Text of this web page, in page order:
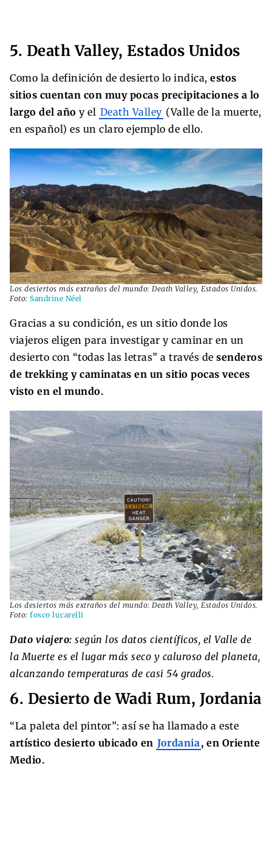
5. Death Valley, Estados Unidos
Como la definición de desierto lo indica, estos
sitios cuentan con muy pocas precipitaciones a lo
largo del año y el Death Valley (Valle de la muerte,
en español) es un claro ejemplo de ello.
Los desiertos más extraños del mundo: Death Valley, Estados Unidos.
Foto: Sandrine Néel
Gracias a su condición, es un sitio donde los
viajeros eligen para investigar y caminar en un
desierto con “todas las letras” a través de senderos
de trekking y caminatas en un sitio pocas veces
visto en el mundo.
Los desiertos más extraños del mundo: Death Valley, Estados Unidos.
Foto: fosco lucarelli
Dato viajero: según los datos científicos, el Valle de
la Muerte es el lugar más seco y caluroso del planeta,
alcanzando temperaturas de casi 54 grados.
6. Desierto de Wadi Rum, Jordania
“La paleta del pintor”: así se ha llamado a este
artístico desierto ubicado en Jordania , en Oriente
Medio.